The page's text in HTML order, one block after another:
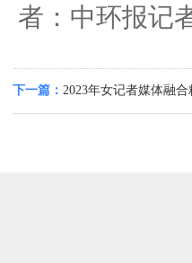
者：中环报记
下一篇： 2023年女记者媒体融